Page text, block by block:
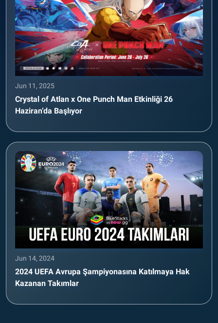
Jun 11, 2025
Crystal of Atlan x One Punch Man Etkinliği 26
Haziran’da Başlıyor
Jun 14, 2024
2024 UEFA Avrupa Şampiyonasına Katılmaya Hak
Kazanan Takımlar